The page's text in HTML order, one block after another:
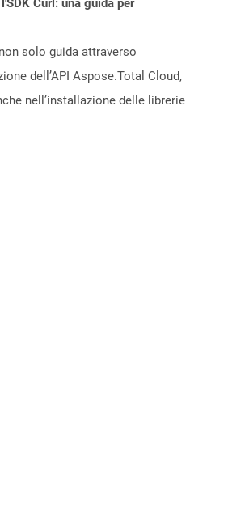
Curl: una guida per
non solo guida attraverso
dell’API Aspose.Total Cloud,
nell’installazione delle librerie